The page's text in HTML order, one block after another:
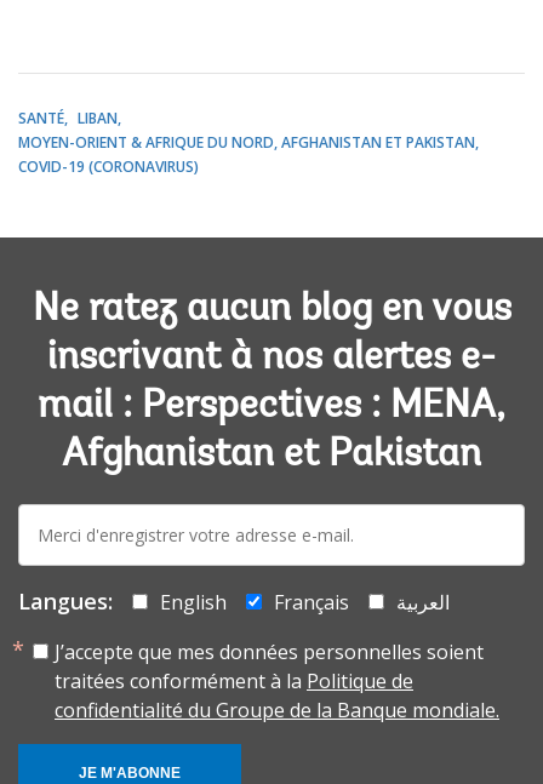
SANTÉ
LIBAN
MOYEN-ORIENT & AFRIQUE DU NORD, AFGHANISTAN ET PAKISTAN
COVID-19 (CORONAVIRUS)
Ne ratez aucun blog en vous
inscrivant à nos alertes e-
mail : Perspectives : MENA,
Afghanistan et Pakistan
mail:
Langues: English Français
العربية
J’accepte que mes données personnelles soient
traitées conformément à la Politique de
confidentialité du Groupe de la Banque mondiale.
JE M'ABONNE